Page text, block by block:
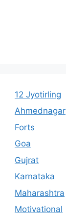
12 Jyotirling
Ahmednagar
Forts
Goa
Gujrat
Karnataka
Maharashtra
Motivational